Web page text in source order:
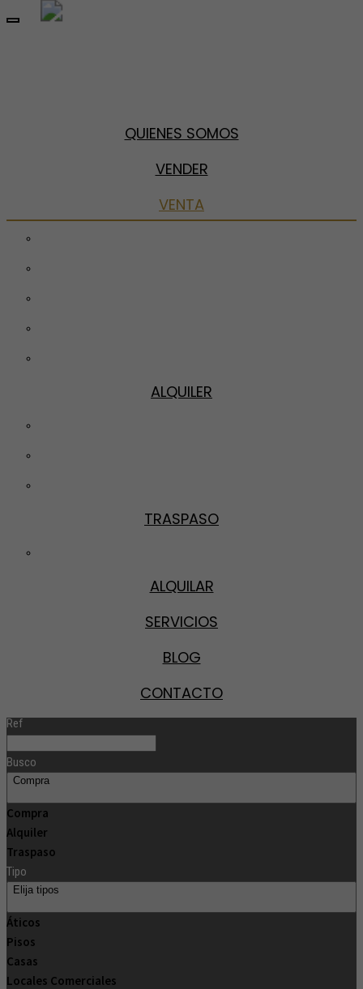
Toggle
QUIENES SOMOS
VENDER
VENTA
ALQUILER
TRASPASO
ALQUILAR
SERVICIOS
BLOG
CONTACTO
Ref
Busco
Compra
Compra
Alquiler
Traspaso
Tipo
Elija tipos
Áticos
Pisos
Casas
Locales Comerciales